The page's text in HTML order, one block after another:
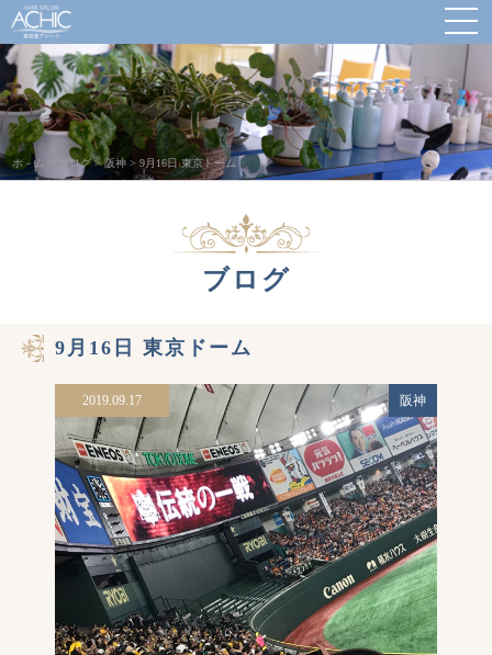
ホ－ム ブログ>阪神 >9月16日 東京ドーム
ブログ
9月16日 東京ドーム
2019.09.17 阪神